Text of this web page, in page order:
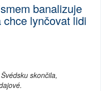
banalizuje
lynčovat lidi
skončila,